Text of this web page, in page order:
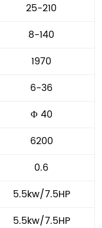
25-210
8-140
1970
6-36
Φ 40
6200
0.6
5.5kw/7.5HP
5.5kw/7.5HP